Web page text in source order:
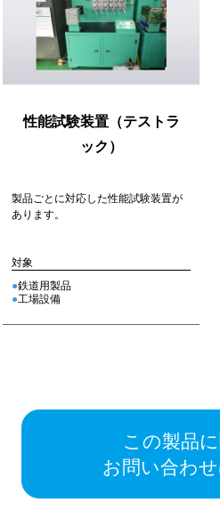
性能試験装置（テストラ
ック）
製品ごとに対応した性能試験装置が
あります。
対象
鉄道用製品
工場設備
この製品
お問い合わ